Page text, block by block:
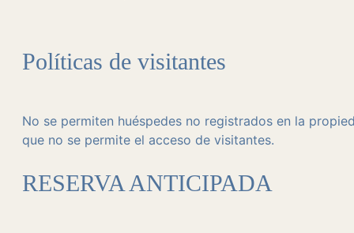
Políticas de visitantes
No se permiten huéspedes no registrados en la
que no se permite el acceso de visitantes.
RESERVA ANTICIPADA